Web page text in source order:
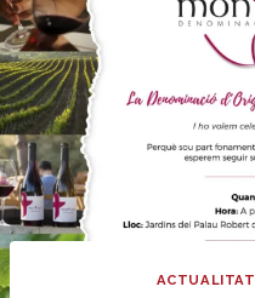
ACTUALITAT